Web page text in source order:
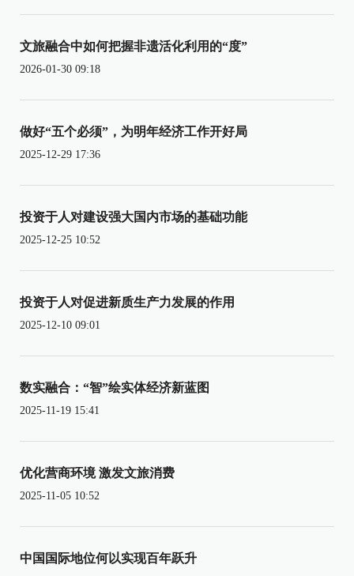
文旅融合中如何把握非遗活化利用的“度”
2026-01-30 09:18
做好“五个必须”，为明年经济工作开好局
2025-12-29 17:36
投资于人对建设强大国内市场的基础功能
2025-12-25 10:52
投资于人对促进新质生产力发展的作用
2025-12-10 09:01
数实融合：“智”绘实体经济新蓝图
2025-11-19 15:41
优化营商环境 激发文旅消费
2025-11-05 10:52
中国国际地位何以实现百年跃升